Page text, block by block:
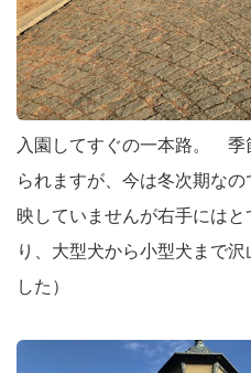
入園してすぐの一本路。 季
られますが、今は冬次期な
映していませんが右手にはと
り、大型犬から小型犬まで
した）